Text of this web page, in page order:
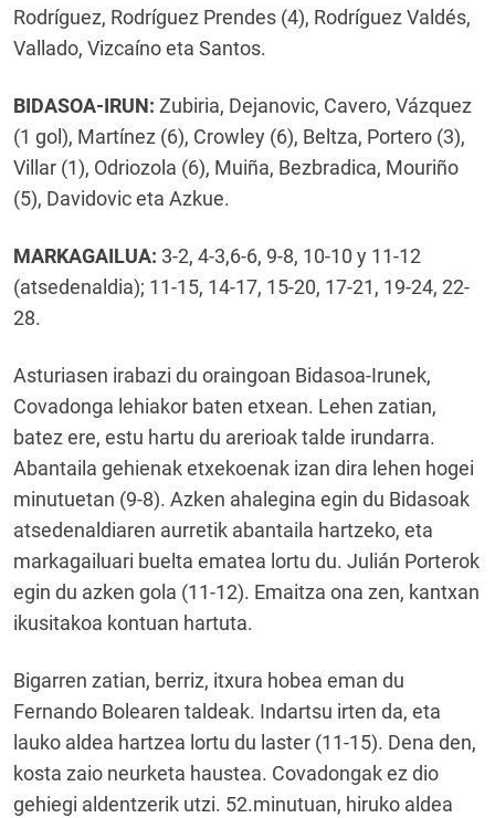
Rodríguez, Rodríguez Prendes (4), Rodríguez Valdés,
Vallado, Vizcaíno eta Santos.
BIDASOA-IRUN: Zubiria, Dejanovic, Cavero, Vázquez
(1 gol), Martínez (6), Crowley (6), Beltza, Portero (3),
Villar (1), Odriozola (6), Muiña, Bezbradica, Mouriño
(5), Davidovic eta Azkue.
MARKAGAILUA: 3-2, 4-3,6-6, 9-8, 10-10 y 11-12
(atsedenaldia); 11-15, 14-17, 15-20, 17-21, 19-24, 22-
28.
Asturiasen irabazi du oraingoan Bidasoa-Irunek,
Covadonga lehiakor baten etxean. Lehen zatian,
batez ere, estu hartu du arerioak talde irundarra.
Abantaila gehienak etxekoenak izan dira lehen hogei
minutuetan (9-8). Azken ahalegina egin du Bidasoak
atsedenaldiaren aurretik abantaila hartzeko, eta
markagailuari buelta ematea lortu du. Julián Porterok
egin du azken gola (11-12). Emaitza ona zen, kantxan
ikusitakoa kontuan hartuta.
Bigarren zatian, berriz, itxura hobea eman du
Fernando Bolearen taldeak. Indartsu irten da, eta
lauko aldea hartzea lortu du laster (11-15). Dena den,
kosta zaio neurketa haustea. Covadongak ez dio
gehiegi aldentzerik utzi. 52.minutuan, hiruko aldea